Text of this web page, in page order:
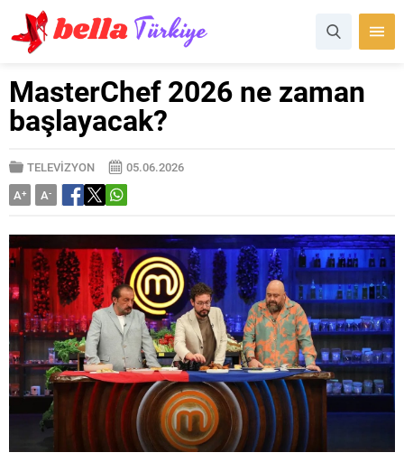
MasterChef 2026 ne zaman
başlayacak?
TELEVİZYON
05.06.2026
A+ A-